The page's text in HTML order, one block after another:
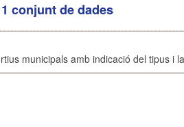
conjunt de dades
municipals amb indicació del tipus i